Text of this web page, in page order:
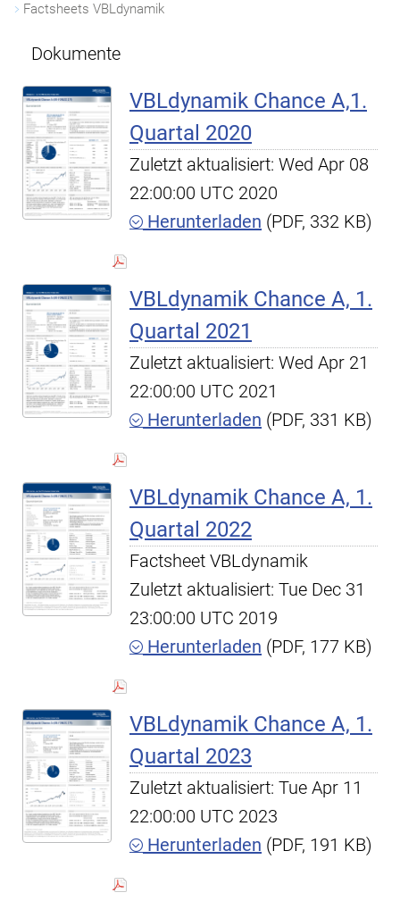
Factsheets VBLdynamik
Dokumente
VBLdynamik Chance A,1.
Quartal 2020
Zuletzt aktualisiert: Wed Apr 08
22:00:00 UTC 2020
Herunterladen (PDF, 332 KB)
VBLdynamik Chance A, 1.
Quartal 2021
Zuletzt aktualisiert: Wed Apr 21
22:00:00 UTC 2021
Herunterladen (PDF, 331 KB)
VBLdynamik Chance A, 1.
Quartal 2022
Factsheet VBLdynamik
Zuletzt aktualisiert: Tue Dec 31
23:00:00 UTC 2019
Herunterladen (PDF, 177 KB)
VBLdynamik Chance A, 1.
Quartal 2023
Zuletzt aktualisiert: Tue Apr 11
22:00:00 UTC 2023
Herunterladen (PDF, 191 KB)